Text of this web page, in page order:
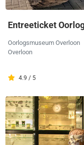
Entreeticket
Oorlogsmuseum Overloon
Overloon
4.9 / 5